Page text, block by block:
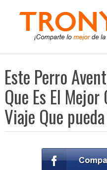
Este Perro
Que Es El
Viaje Que